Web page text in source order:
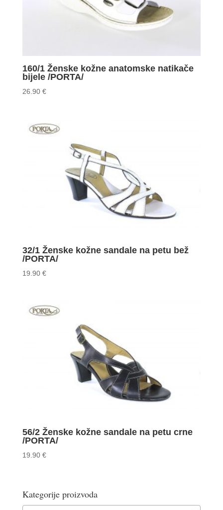
160/1 Ženske kožne anatomske natikače
bijele /PORTA/
26.90 €
32/1 Ženske kožne sandale na petu bež
/PORTA/
19.90 €
56/2 Ženske kožne sandale na petu crne
/PORTA/
19.90 €
Kategorije proizvoda